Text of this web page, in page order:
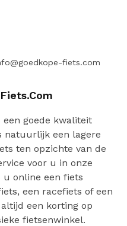
fiets.com
een goede kwaliteit
natuurlijk een lagere
ten opzichte van de
voor u in onze
u online een fiets
een racefiets of een
een korting op
fietsenwinkel.